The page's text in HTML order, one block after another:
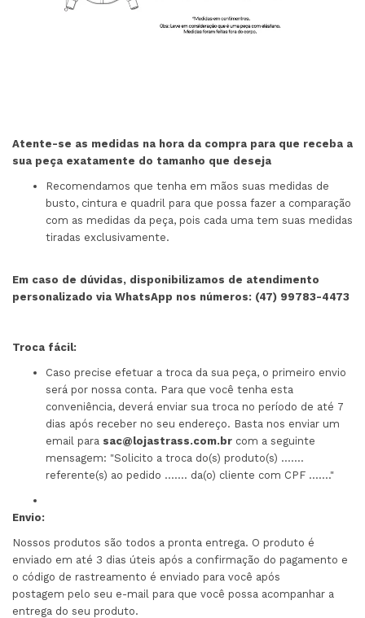
Atente-se as medidas na hora da compra para que receba a
sua peça exatamente do tamanho que deseja
Recomendamos que tenha em mãos suas medidas de
busto, cintura e quadril para que possa fazer a comparação
com as medidas da peça, pois cada uma tem suas medidas
tiradas exclusivamente.
Em caso de dúvidas, disponibilizamos de atendimento
personalizado via WhatsApp nos números: (47) 99783-4473
Troca fácil:
Caso precise efetuar a troca da sua peça, o primeiro envio
será por nossa conta. Para que você tenha esta
conveniência, deverá enviar sua troca no período de até 7
dias após receber no seu endereço. Basta nos enviar um
email para sac@lojastrass.com.br com a seguinte
mensagem: "Solicito a troca do(s) produto(s) .......
referente(s) ao pedido ....... da(o) cliente com CPF ......."
Envio:
Nossos produtos são todos a pronta entrega. O produto é
enviado em até 3 dias úteis após a confirmação do pagamento e
o código de rastreamento é enviado para você após
postagem pelo seu e-mail para que você possa acompanhar a
entrega do seu produto.